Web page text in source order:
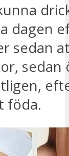
dagen
sedan
sedan
föda.